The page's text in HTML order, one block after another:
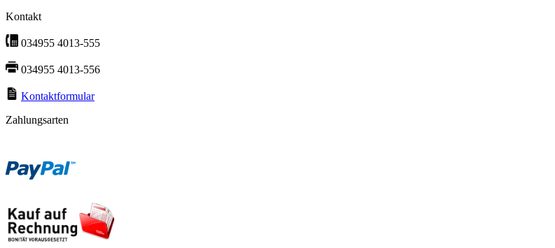
Kontakt
034955 4013-555
034955 4013-556
Kontaktformular
Zahlungsarten